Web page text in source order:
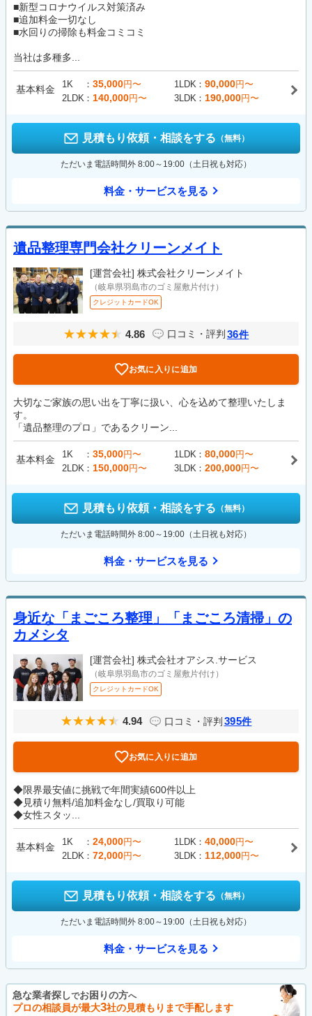
■新型コロナウイルス対策済み
■追加料金一切なし
■水回りの掃除も料金コミコミ
当社は多種多...
基本料金 1K 35,000円〜 1LDK 90,000円〜
2LDK
140,000円〜 3LDK 190,000円〜
見積もり依頼・相談をする （無料）
ただいま電話時間外 8:00～19:00（土日祝も対応）
料金・サービスを見る
遺品整理専門会社クリーンメイト
[運営会社] 株式会社クリーンメイト
（岐阜県羽島市のゴミ屋敷片付け）
クレジットカードOK
4.86 口コミ・評判 36件
お気に入りに追加
大切なご家族の思い出を丁寧に扱い、心を込めて整理いたしま
す。
「遺品整理のプロ」であるクリーン...
基本料金 1K 35,000円〜 1LDK 80,000円〜
2LDK
150,000円〜 3LDK 200,000円〜
見積もり依頼・相談をする （無料）
ただいま電話時間外 8:00～19:00（土日祝も対応）
料金・サービスを見る
身近な「まごころ整理」「まごころ清掃」の
カメシタ
[運営会社] 株式会社オアシス.サービス
（岐阜県羽島市のゴミ屋敷片付け）
クレジットカードOK
4.94 口コミ・評判 395件
お気に入りに追加
◆限界最安値に挑戦で年間実績600件以上
◆見積り無料/追加料金なし/買取り可能
◆女性スタッ...
基本料金 1K 24,000円〜 1LDK 40,000円〜
2LDK
72,000円〜 3LDK 112,000円〜
見積もり依頼・相談をする （無料）
ただいま電話時間外 8:00～19:00（土日祝も対応）
料金・サービスを見る
急な業者探しでお困りの方へ
プロの相談員が最大3社の見積もりまで手配します